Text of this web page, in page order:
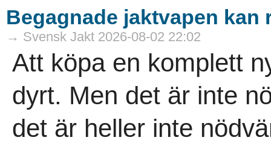
Begagnade jaktvapen kan
→ Svensk Jakt 2026-08-02 22:02
Att köpa en komplett
dyrt. Men det är inte
det är heller inte